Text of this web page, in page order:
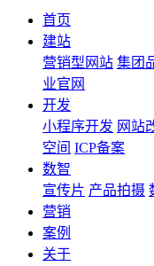
首页
建站
营销型网站 集团
业官网
开发
小程序开发 网站
空间 ICP备案
数智
宣传片 产品拍摄
营销
案例
关于